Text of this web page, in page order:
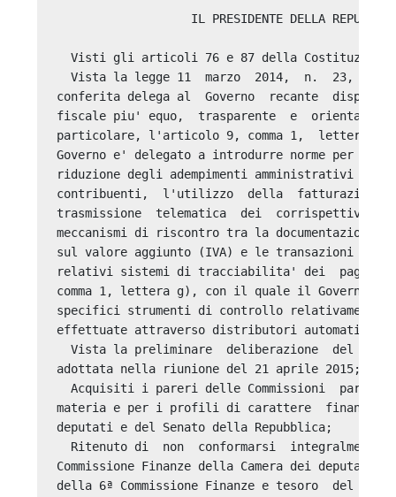
IL PRESIDENTE DELLA
Visti gli articoli 76 e 87 della
Vista la legge 11  marzo  2014,  n.  23,  con
conferita delega al  Governo  recante
fiscale piu' equo,  trasparente  e  orientato
particolare, l'articolo 9, comma 1,  lettera
Governo e' delegato a introdurre norme per
riduzione degli adempimenti amministrativi e
contribuenti,  l'utilizzo  della  fatturazione
trasmissione  telematica  dei  corrispettivi,
meccanismi di riscontro tra la documentazione
sul valore aggiunto (IVA) e le transazioni
relativi sistemi di tracciabilita' dei
comma 1, lettera g), con il quale il Governo e'
specifici strumenti di controllo relativamente
effettuate attraverso distributori automatici;
Vista la preliminare  deliberazione  del
adottata nella riunione del 21 aprile 2015;
Acquisiti i pareri delle Commissioni
materia e per i profili di carattere
deputati e del Senato della Repubblica;
Ritenuto di  non  conformarsi  integralmente
Commissione Finanze della Camera dei deputati
della 6ª Commissione Finanze e tesoro  del